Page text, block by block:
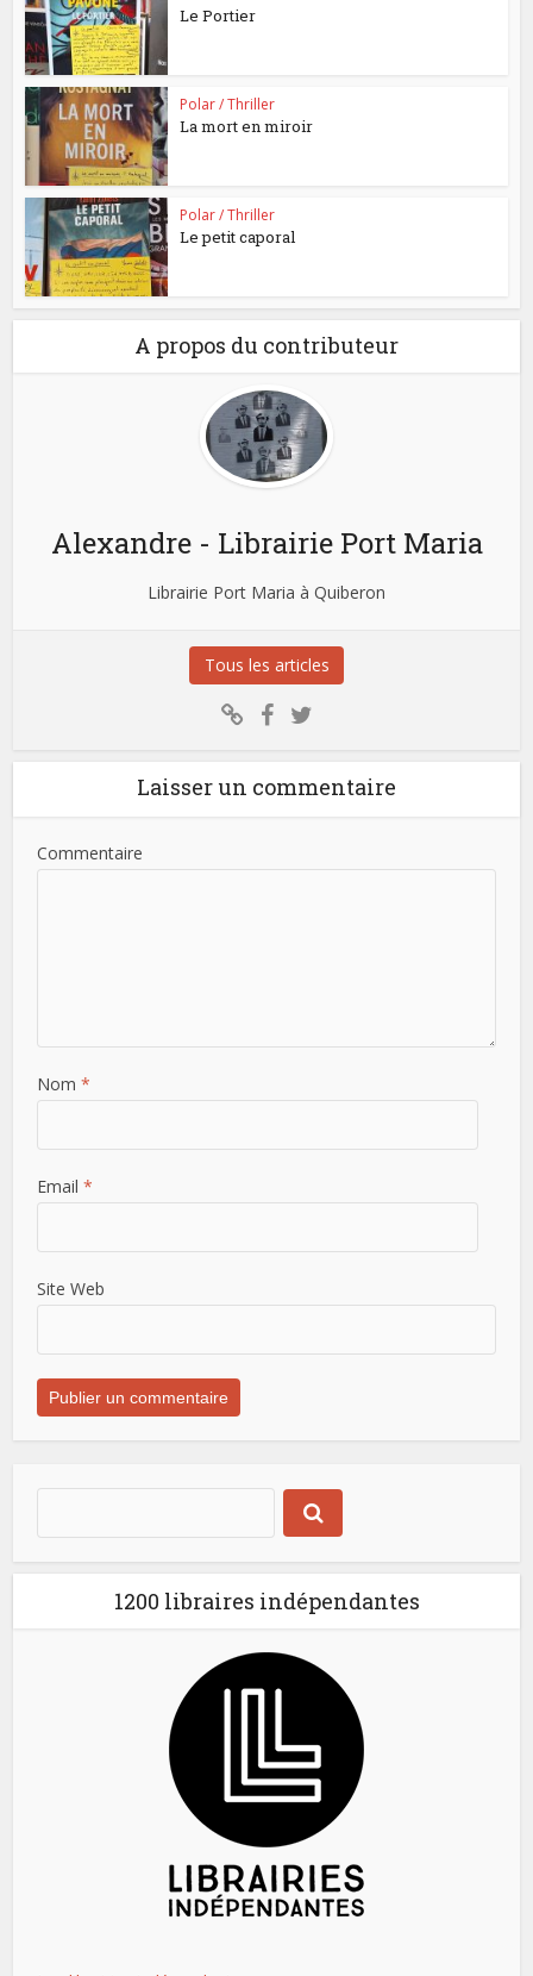
Le Portier
Polar / Thriller
La mort en miroir
Polar / Thriller
Le petit caporal
A propos du contributeur
Alexandre - Librairie Port Maria
Librairie Port Maria à Quiberon
Tous les articles
Laisser un commentaire
Commentaire
Nom *
Email *
Site Web
1200 libraires indépendantes